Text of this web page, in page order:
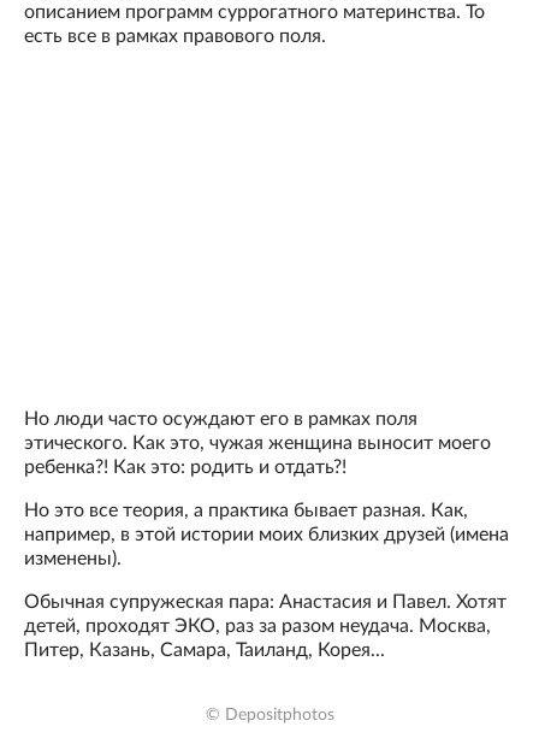
описанием программ суррогатного материнства. То
есть все в рамках правового поля.
Но люди часто осуждают его в рамках поля
этического. Как это, чужая женщина выносит моего
ребенка?! Как это: родить и отдать?!
Но это все теория, а практика бывает разная. Как,
например, в этой истории моих близких друзей (имена
изменены).
Обычная супружеская пара: Анастасия и Павел. Хотят
детей, проходят ЭКО, раз за разом неудача. Москва,
Питер, Казань, Самара, Таиланд, Корея...
© Depositphotos